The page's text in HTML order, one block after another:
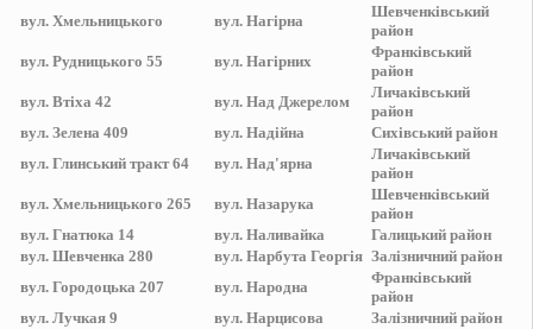
вул. Хмельницького вул. Нагірна
Шевченківський
район
вул. Рудницького 55 вул. Нагірних
Франківський
район
вул. Втіха 42 вул. Над Джерелом
Личаківський
район
вул. Зелена 409 вул. Надійна Сихівський район
вул. Глинський тракт 64 вул. Над'ярна
Личаківський
район
вул. Хмельницького 265 вул. Назарука
Шевченківський
район
вул. Гнатюка 14 вул. Наливайка Галицький район
вул. Шевченка 280 вул. Нарбута Георгія Залізничний район
вул. Городоцька 207 вул. Народна
Франківський
район
вул. Лучкая 9 вул. Нарцисова Залізничний район